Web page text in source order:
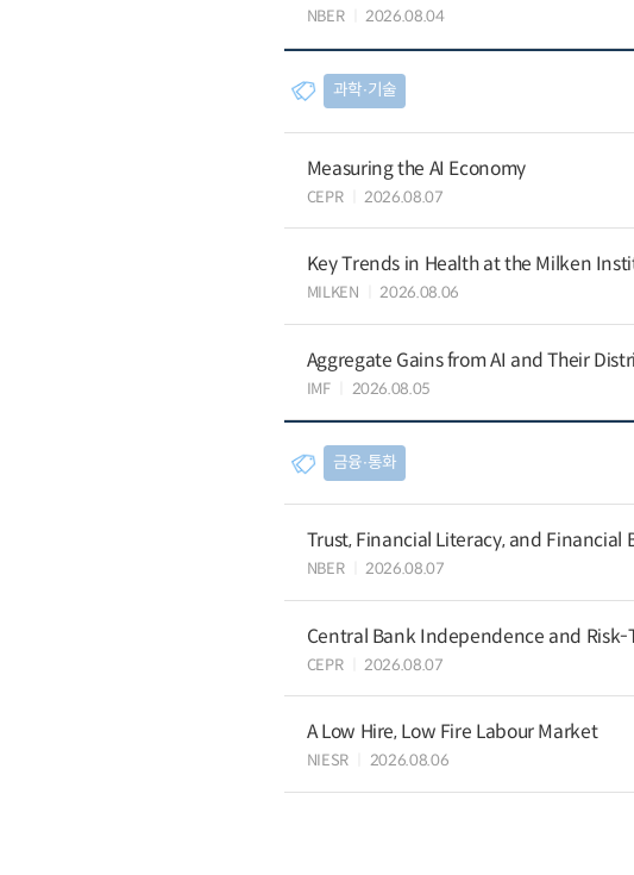
NBER 2026.08.04
과학∙기술
Measuring the AI Economy
CEPR 2026.08.07
Key Trends in Health at the Milken
MILKEN 2026.08.06
Aggregate Gains from AI and Their
IMF 2026.08.05
금융∙통화
Trust, Financial Literacy, and Financial
NBER 2026.08.07
Central Bank Independence and
CEPR 2026.08.07
A Low Hire, Low Fire Labour Market
NIESR 2026.08.06